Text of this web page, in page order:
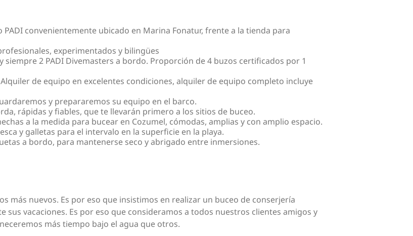
convenientemente ubicado en Marina Fonatur, frente a la tienda para
experimentados y bilingües
2 PADI Divemasters a bordo. Proporción de 4 buzos certificados por 1
de equipo en excelentes condiciones, alquiler de equipo completo incluye
y prepararemos su equipo en el barco.
rápidas y fiables, que te llevarán primero a los sitios de buceo.
a la medida para bucear en Cozumel, cómodas, amplias y con amplio espacio.
y galletas para el intervalo en la superficie en la playa.
a bordo, para mantenerse seco y abrigado entre inmersiones.
más nuevos. Es por eso que insistimos en realizar un buceo de conserjería
vacaciones. Es por eso que consideramos a todos nuestros clientes amigos y
más tiempo bajo el agua que otros.